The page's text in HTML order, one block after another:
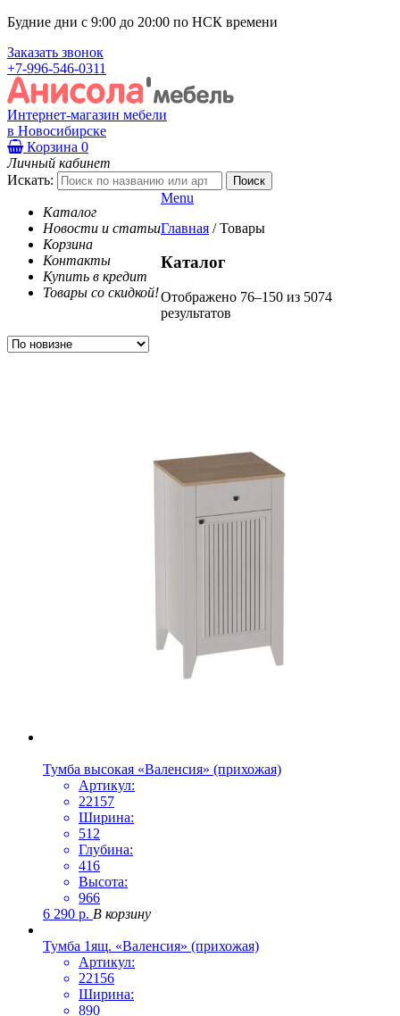
Будние дни с 9:00 до 20:00 по НСК времени
Заказать звонок
+7-996-546-0311
Интернет-магазин мебели
в Новосибирске
Корзина 0
Личный кабинет
Искать:
Каталог
Новости и статьи
Корзина
Контакты
Купить в кредит
Товары со скидкой!
Menu
Главная / Товары
Каталог
Отображено 76–150 из 5074
результатов
Тумба высокая «Валенсия» (прихожая)
Артикул:
22157
Ширина:
512
Глубина:
416
Высота:
966
6 290 р. В корзину
Тумба 1ящ. «Валенсия» (прихожая)
Артикул:
22156
Ширина:
890